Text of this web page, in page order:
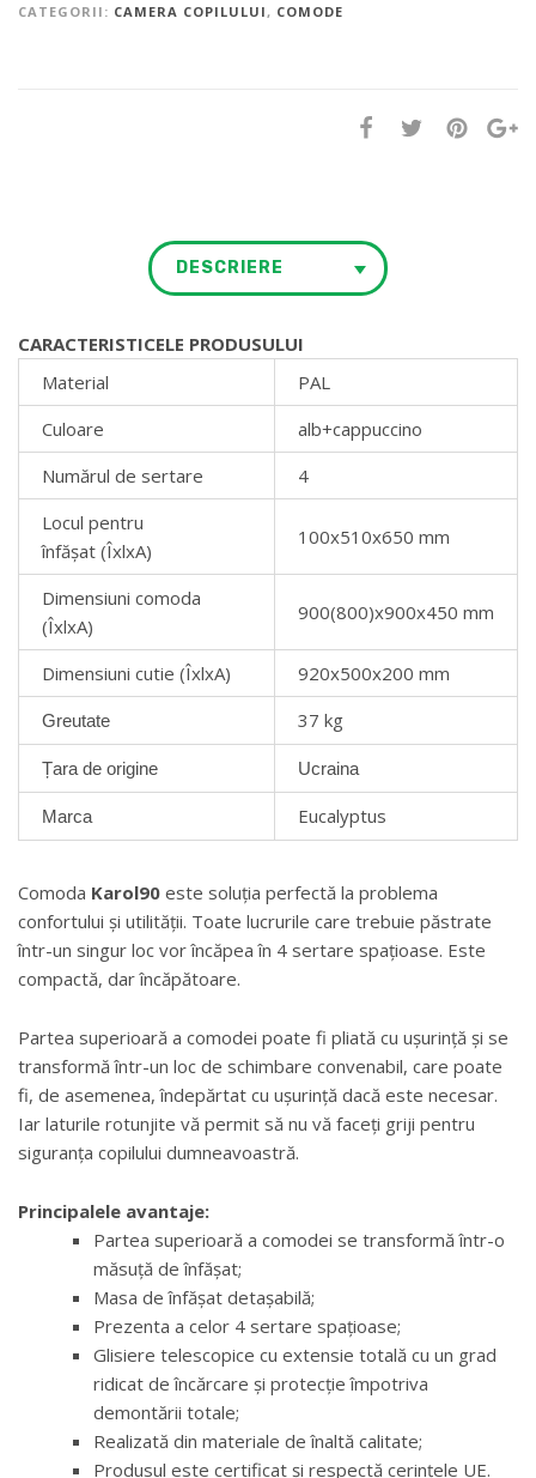
CATEGORII: CAMERA COPILULUI , COMODE
DESCRIERE
CARACTERISTICELE PRODUSULUI
Material
PAL
Culoare
alb+cappuccino
Numărul de sertare
4
Locul pentru
înfășat (ÎxlxA)
100x510x650 mm
Dimensiuni comoda
(ÎxlxA)
900(800)х900х450 mm
Dimensiuni cutie (ÎxlxA) 920х500х200 mm
Greutate 37 kg
Țara de origine Ucraina
Marca Eucalyptus
Comoda Karol90 este soluția perfectă la problema
confortului și utilității. Toate lucrurile care trebuie păstrate
într-un singur loc vor încăpea în 4 sertare spațioase. Este
compactă, dar încăpătoare.
Partea superioară a comodei poate fi pliată cu ușurință și se
transformă într-un loc de schimbare convenabil, care poate
fi, de asemenea, îndepărtat cu ușurință dacă este necesar.
Iar laturile rotunjite vă permit să nu vă faceți griji pentru
siguranța copilului dumneavoastră.
Principalele avantaje:
Partea superioară a comodei se transformă într-o
măsuță de înfășat;
Masa de înfășat detașabilă;
Prezenta a celor 4 sertare spațioase;
Glisiere telescopice cu extensie totală cu un grad
ridicat de încărcare și protecție împotriva
demontării totale;
Realizată din materiale de înaltă calitate;
Produsul este certificat și respectă cerințele UE.